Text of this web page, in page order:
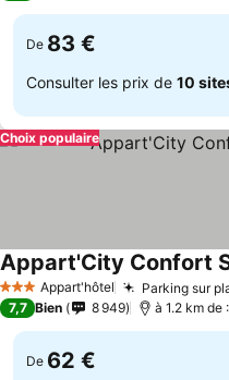
De 83 €
Consulter les prix de 10
Choix populaire
3 ÉtoilesAppart'hôtel Parking sur
Appart'City Confort
7,7 Bien 8 949 à 1.2 km
De 62 €